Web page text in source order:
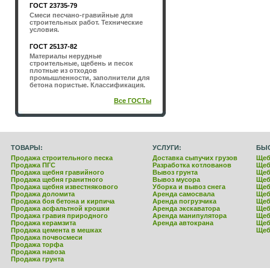
ГОСТ 23735-79
Смеси песчано-гравийные для
строительных работ. Технические
условия.
ГОСТ 25137-82
Материалы нерудные
строительные, щебень и песок
плотные из отходов
промышленности, заполнители для
бетона пористые. Классификация.
Все ГОСТы
ТОВАРЫ: УСЛУГИ:
Продажа строительного песка
Продажа ПГС
Продажа щебня гравийного
Продажа щебня гранитного
Продажа щебня известнякового
Продажа доломита
Продажа боя бетона и кирпича
Продажа асфальтной крошки
Продажа гравия природного
Продажа керамзита
Продажа цемента в мешках
Доставка сыпучих грузов
Разработка котлованов
Вывоз грунта
Вывоз мусора
Уборка и вывоз снега
Аренда самосвала
Аренда погрузчика
Аренда экскаватора
Аренда манипулятора
Аренда автокрана
Продажа почвосмеси
Продажа торфа
Продажа навоза
Продажа грунта